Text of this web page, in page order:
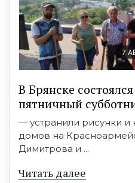
7
В Брянске
пятничный
— устранили рисунки и
домов на
Димитрова и ...
Читать далее